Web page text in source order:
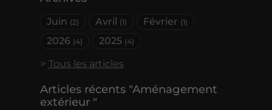
Juin (2) Avril (1) Février (1)
2026 (4) 2025 (4)
Tous les articles
Articles récents "Aménagement
extérieur "